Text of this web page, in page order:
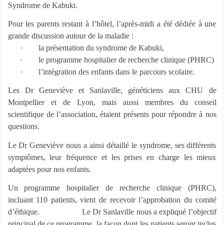
Syndrome de Kabuki.
Pour les parents restant à l’hôtel, l’après-midi a été dédiée à une
grande discussion autour de la maladie :
·
la présentation du syndrome de Kabuki,
·
le programme hospitalier de recherche clinique (PHRC)
·
l’intégration des enfants dans le parcours scolaire.
Les Dr Geneviève et Sanlaville, généticiens aux CHU de
Montpellier et de Lyon, mais aussi membres du conseil
scientifique de l’association, étaient présents pour répondre à nos
questions.
Le Dr Geneviève nous a ainsi détaillé le syndrome, ses différents
symptômes, leur fréquence et les prises en charge les mieux
adaptées pour nos enfants.
Un programme hospitalier de recherche clinique (PHRC),
incluant 110 patients, vient de recevoir l’approbation du comité
d’éthique. Le Dr Sanlaville nous a expliqué l’objectif